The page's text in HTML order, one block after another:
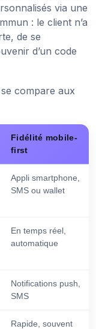
via une
: le client n’a
de se
d’un code
compare aux
Fidélité mobile-
first
Appli smartphone,
SMS ou wallet
En temps réel,
automatique
Notifications push,
SMS
Rapide, souvent